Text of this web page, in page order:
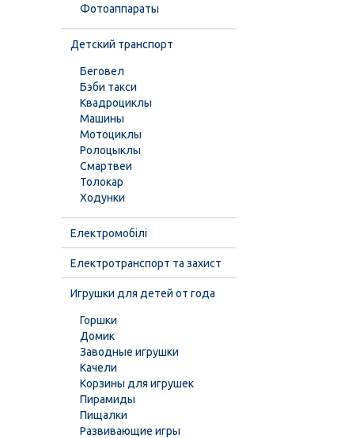
Фотоаппараты
Детский транспорт
Беговел
Бэби такси
Квадроциклы
Машины
Мотоциклы
Ролоцыклы
Смартвеи
Толокар
Ходунки
Електромобілі
Електротранспорт та захист
Игрушки для детей от года
Горшки
Домик
Заводные игрушки
Качели
Корзины для игрушек
Пирамиды
Пищалки
Развивающие игры